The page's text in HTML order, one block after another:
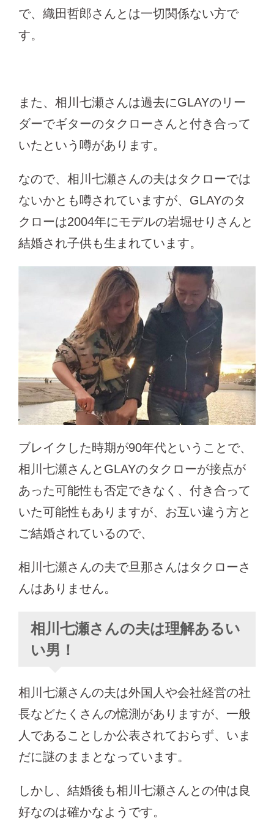
で、織田哲郎さんとは一切関係ない方で
す。
また、相川七瀬さんは過去にGLAYのリー
ダーでギターのタクローさんと付き合って
いたという噂があります。
なので、相川七瀬さんの夫はタクローでは
ないかとも噂されていますが、GLAYのタ
クローは2004年にモデルの岩堀せりさんと
結婚され子供も生まれています。
ブレイクした時期が90年代ということで、
相川七瀬さんとGLAYのタクローが接点が
あった可能性も否定できなく、付き合って
いた可能性もありますが、お互い違う方と
ご結婚されているので、
相川七瀬さんの夫で旦那さんはタクローさ
んはありません。
相川七瀬さんの夫は理解あるい
い男！
相川七瀬さんの夫は外国人や会社経営の社
長などたくさんの憶測がありますが、一般
人であることしか公表されておらず、いま
だに謎のままとなっています。
しかし、結婚後も相川七瀬さんとの仲は良
好なのは確かなようです。